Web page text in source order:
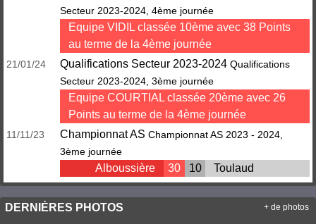
Secteur 2023-2024, 4ème journée
Equipe VIDIL classée 10ème avec 38 Points
au terme de la 4ème journée
21/01/24 Qualifications Secteur 2023-2024 Qualifications
Secteur 2023-2024, 3ème journée
Equipe COURTIAL classée 20ème avec 26
Points au terme de la 4ème journée
11/11/23 Championnat AS Championnat AS 2023 - 2024,
3ème journée
Alboussière 30 10 Toulaud
DERNIÈRES PHOTOS + de photos